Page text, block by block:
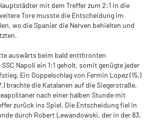
mit dem Treffer zum 2:1 in die
Tore musste die Entscheidung im
wo die Spanier die Nerven behielten und
auswärts beim bald entthronten
Napoli ein 1:1 geholt, somit genügte jeder
Ein Doppelschlag von Fermin Lopez (15.)
brachte die Katalanen auf die Siegerstraße,
nach einer halben Stunde mit
zurück ins Spiel. Die Entscheidung fiel in
durch Robert Lewandowski, der in der 83.